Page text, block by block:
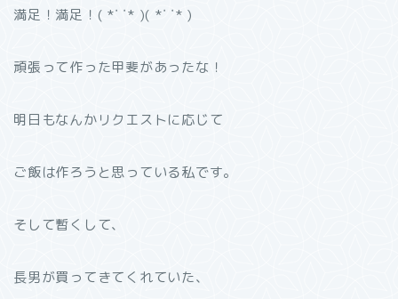
満足！満足！( *˙ ˙* )( *˙ ˙* )
頑張って作った甲斐があったな！
明日もなんかリクエストに応じて
ご飯は作ろうと思っている私です。
そして暫くして、
長男が買ってきてくれていた、